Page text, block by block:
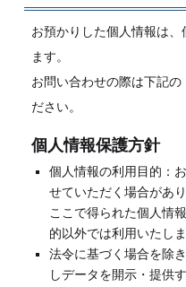
お預かりした個人情報は
ます。
お問い合わせの際は下記の
ださい。
個人情報保護方針
個人情報の利用目的：
せていただく場合があり
ここで得られた個人情
的以外では利用いたしま
法令に基づく場合を除
しデータを開示・提供